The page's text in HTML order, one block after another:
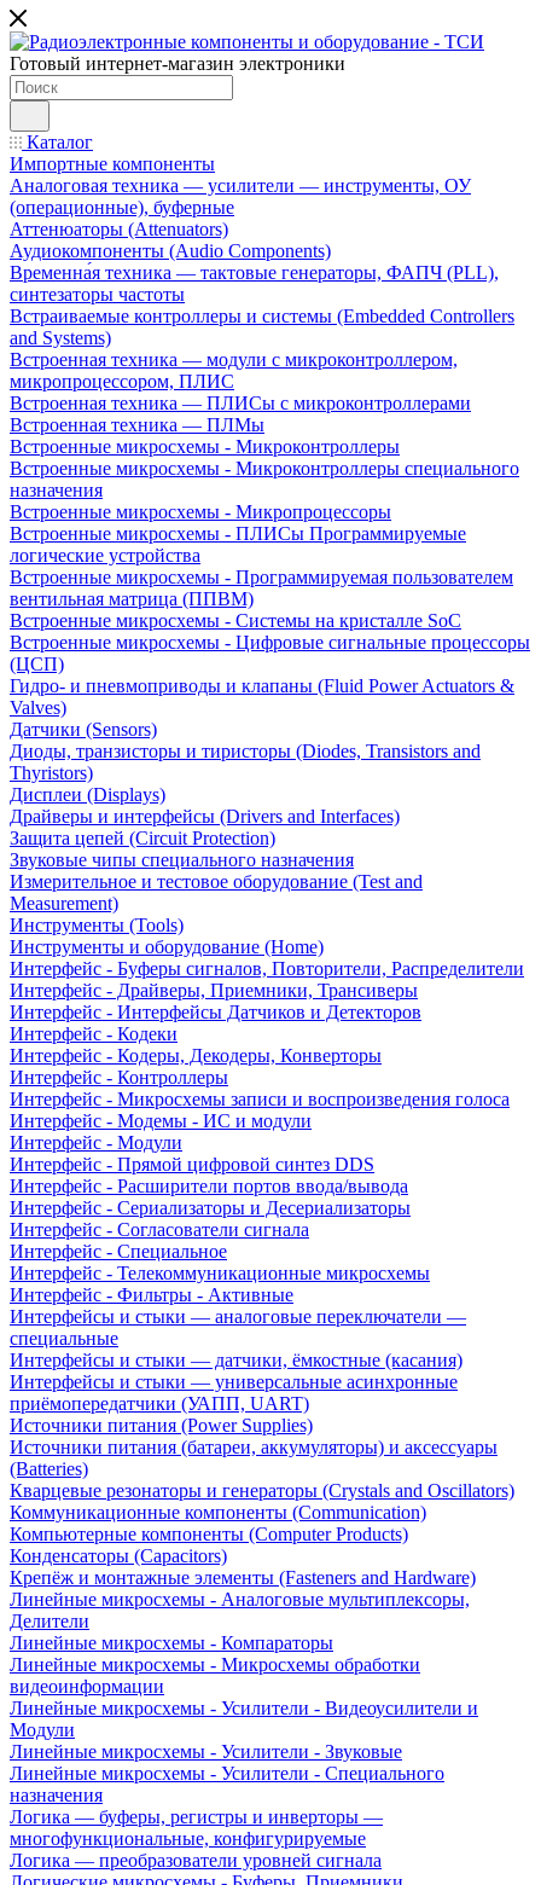
Готовый интернет-магазин электроники
Каталог
Импортные компоненты
Аналоговая техника — усилители — инструменты, ОУ
(операционные), буферные
Аттенюаторы (Attenuators)
Аудиокомпоненты (Audio Components)
Временна́я техника — тактовые генераторы, ФАПЧ (PLL),
синтезаторы частоты
Встраиваемые контроллеры и системы (Embedded Controllers
and Systems)
Встроенная техника — модули с микроконтроллером,
микропроцессором, ПЛИС
Встроенная техника — ПЛИСы с микроконтроллерами
Встроенная техника — ПЛМы
Встроенные микросхемы - Микроконтроллеры
Встроенные микросхемы - Микроконтроллеры специального
назначения
Встроенные микросхемы - Микропроцессоры
Встроенные микросхемы - ПЛИСы Программируемые
логические устройства
Встроенные микросхемы - Программируемая пользователем
вентильная матрица (ППВМ)
Встроенные микросхемы - Системы на кристалле SoC
Встроенные микросхемы - Цифровые сигнальные процессоры
(ЦСП)
Гидро- и пневмоприводы и клапаны (Fluid Power Actuators &
Valves)
Датчики (Sensors)
Диоды, транзисторы и тиристоры (Diodes, Transistors and
Thyristors)
Дисплеи (Displays)
Драйверы и интерфейсы (Drivers and Interfaces)
Защита цепей (Circuit Protection)
Звуковые чипы специального назначения
Измерительное и тестовое оборудование (Test and
Measurement)
Инструменты (Tools)
Инструменты и оборудование (Home)
Интерфейс - Буферы сигналов, Повторители, Распределители
Интерфейс - Драйверы, Приемники, Трансиверы
Интерфейс - Интерфейсы Датчиков и Детекторов
Интерфейс - Кодеки
Интерфейс - Кодеры, Декодеры, Конверторы
Интерфейс - Контроллеры
Интерфейс - Микросхемы записи и воспроизведения голоса
Интерфейс - Модемы - ИС и модули
Интерфейс - Модули
Интерфейс - Прямой цифровой синтез DDS
Интерфейс - Расширители портов ввода/вывода
Интерфейс - Сериализаторы и Десериализаторы
Интерфейс - Согласователи сигнала
Интерфейс - Специальное
Интерфейс - Телекоммуникационные микросхемы
Интерфейс - Фильтры - Активные
Интерфейсы и стыки — аналоговые переключатели —
специальные
Интерфейсы и стыки — датчики, ёмкостные (касания)
Интерфейсы и стыки — универсальные асинхронные
приёмопередатчики (УАПП, UART)
Источники питания (Power Supplies)
Источники питания (батареи, аккумуляторы) и аксессуары
(Batteries)
Кварцевые резонаторы и генераторы (Crystals and Oscillators)
Коммуникационные компоненты (Communication)
Компьютерные компоненты (Computer Products)
Конденсаторы (Capacitors)
Крепёж и монтажные элементы (Fasteners and Hardware)
Линейные микросхемы - Аналоговые мультиплексоры,
Делители
Линейные микросхемы - Компараторы
Линейные микросхемы - Микросхемы обработки
видеоинформации
Линейные микросхемы - Усилители - Видеоусилители и
Модули
Линейные микросхемы - Усилители - Звуковые
Линейные микросхемы - Усилители - Специального
назначения
Логика — буферы, регистры и инверторы —
многофункциональные, конфигурируемые
Логика — преобразователи уровней сигнала